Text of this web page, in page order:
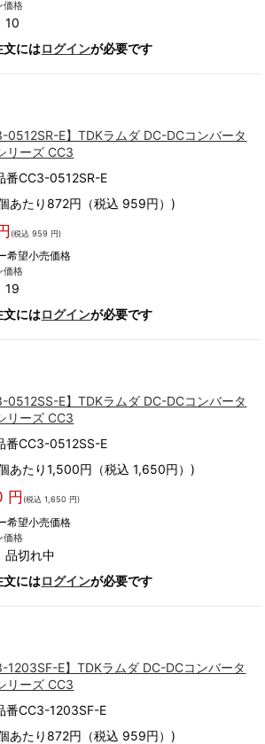
価格
10
文にはログインが必要です
0512SR-E】TDKラムダ DC-DCコンバータ
リーズ CC3
番CC3-0512SR-E
あたり872円（税込 959円）)
(税込 959 円)
希望小売価格
価格
19
文にはログインが必要です
0512SS-E】TDKラムダ DC-DCコンバータ
リーズ CC3
番CC3-0512SS-E
あたり1,500円（税込 1,650円）)
円 (税込 1,650 円)
希望小売価格
価格
品切れ中
文にはログインが必要です
1203SF-E】TDKラムダ DC-DCコンバータ
リーズ CC3
番CC3-1203SF-E
あたり872円（税込 959円）)